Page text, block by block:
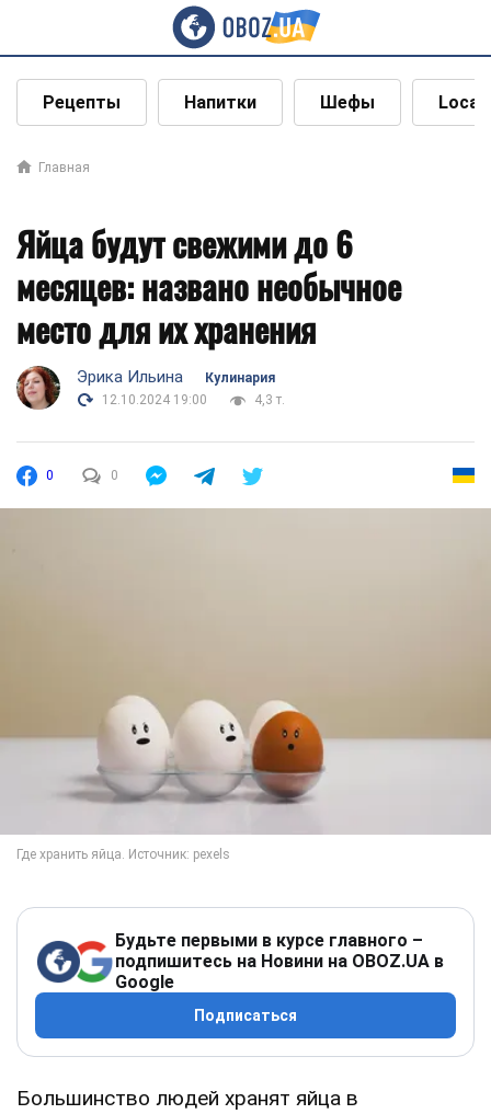
Рецепты Напитки Шефы Local
Главная
Яйца будут свежими до 6
месяцев: названо необычное
место для их хранения
Эрика Ильина
Кулинария
12.10.2024 19:00
4,3 т.
0 0
Будьте первыми в курсе главного –
подпишитесь на Новини на OBOZ.UA в
Google
Подписаться
Большинство людей хранят яйца в